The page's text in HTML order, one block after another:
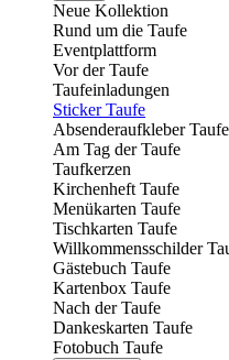
Neue Kollektion
Rund um die Taufe
Eventplattform
Vor der Taufe
Taufeinladungen
Sticker Taufe
Absenderaufkleber Taufe
Am Tag der Taufe
Taufkerzen
Kirchenheft Taufe
Menükarten Taufe
Tischkarten Taufe
Willkommensschilder
Gästebuch Taufe
Kartenbox Taufe
Nach der Taufe
Dankeskarten Taufe
Fotobuch Taufe